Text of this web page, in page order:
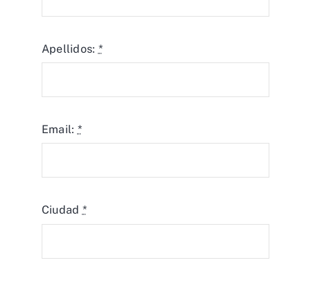
Apellidos: *
Email: *
Ciudad *